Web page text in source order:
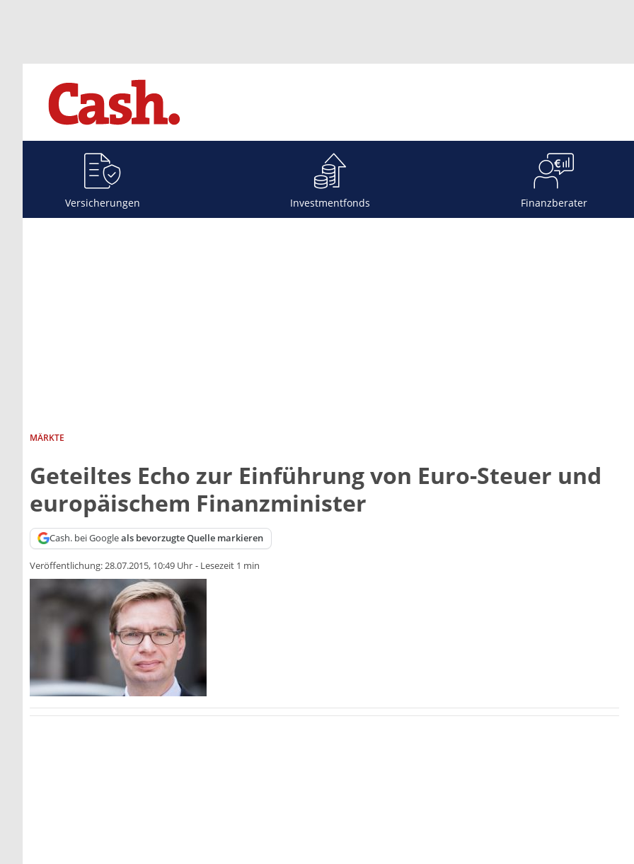
Versicherungen Investmentfonds Finanzberater
MÄRKTE
Geteiltes Echo zur Einführung von Euro-Steuer und
europäischem Finanzminister
Cash. bei Googleals bevorzugte Quelle markieren
Veröffentlichung:28.07.2015, 10:49 Uhr - Lesezeit 1 min